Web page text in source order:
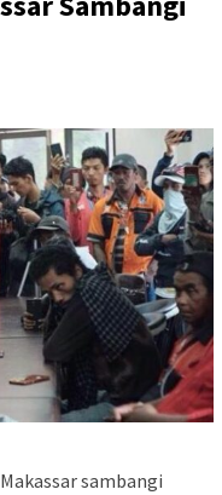
sambangi